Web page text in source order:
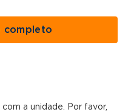
completo
a unidade. Por favor,